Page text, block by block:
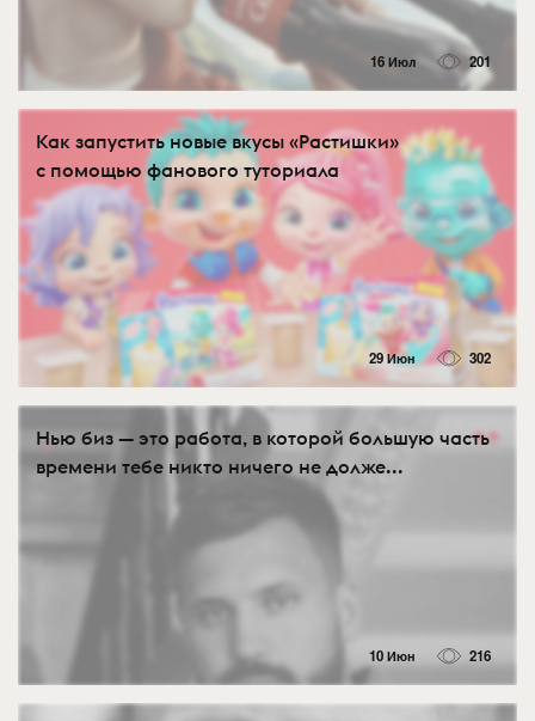
16 Июл 201
Как запустить новые вкусы «Растишки»
с помощью фанового туториала
29 Июн 302
Нью биз — это работа, в которой большую часть
времени тебе никто ничего не долже...
10 Июн 216